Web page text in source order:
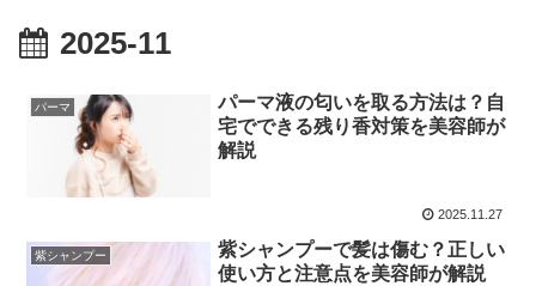
2025-11
パーマ
パーマ液の匂いを取る方法は？自
宅でできる残り香対策を美容師が
解説
2025.11.27
紫シャンプー
紫シャンプーで髪は傷む？正しい
使い方と注意点を美容師が解説